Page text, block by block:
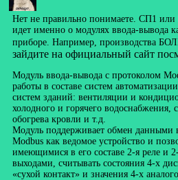
Нет не правильно понимаете. СП1
идет именно о модулях ввода-вывода
приборе. Например, производства
зайдите на официальный сайт
Модуль ввода-вывода с протоколом
работы в составе систем
систем зданий: вентиляции и
холодного и горячего водоснабжения,
обогрева кровли и т.д.
Модуль поддерживает обмен данными
Modbus как ведомое устройство и
имеющимися в его составе 2-я реле и
выходами, считывать состояния 4-х
«сухой контакт» и значения 4-х